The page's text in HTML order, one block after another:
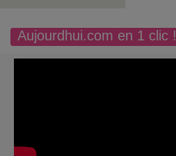
Aujourdhui.com en 1 clic !